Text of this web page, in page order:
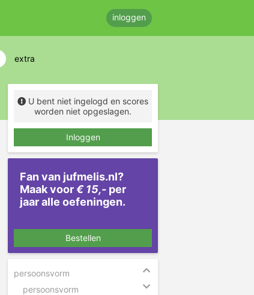
inloggen
extra
U bent niet ingelogd en scores
worden niet opgeslagen.
Inloggen
Fan van jufmelis.nl?
Maak voor€ 15,- per
jaar alle oefeningen.
Bestellen
persoonsvorm
persoonsvorm